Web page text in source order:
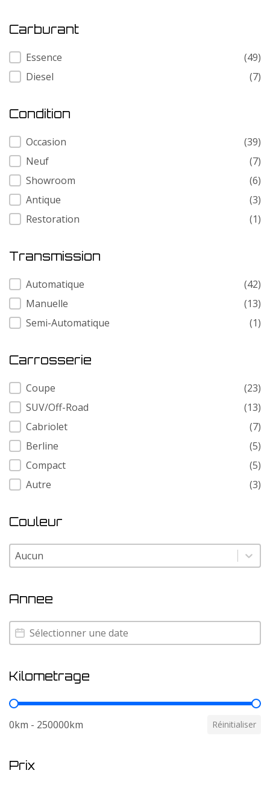
Carburant
Carburant
Essence
(49)
Diesel
(7)
Condition
Condition
Occasion
(39)
Neuf
(7)
Showroom
(6)
Antique
(3)
Restoration
(1)
Transmission
Transmission
Automatique
(42)
Manuelle
(13)
Semi-Automatique
(1)
Carrosserie
Carrosserie
Coupe
(23)
SUV/Off-Road
(13)
Cabriolet
(7)
Berline
(5)
Compact
(5)
Autre
(3)
Couleur
Couleur
Couleur
Annee
Annee
Annee
Kilometrage
Kilometrage
0km - 250000km Réinitialiser
Prix